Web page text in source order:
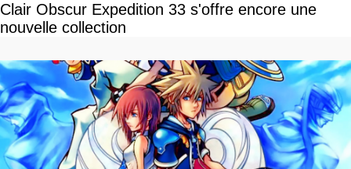
Clair Obscur Expedition 33 s'offre encore une
nouvelle collection